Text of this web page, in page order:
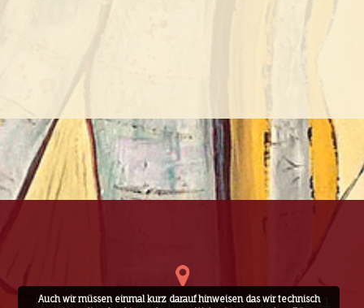
Hofgut Theater Rabenau Appenborner Weg 11
Auch wir müssen einmal kurz darauf hinweisen das wir technisch